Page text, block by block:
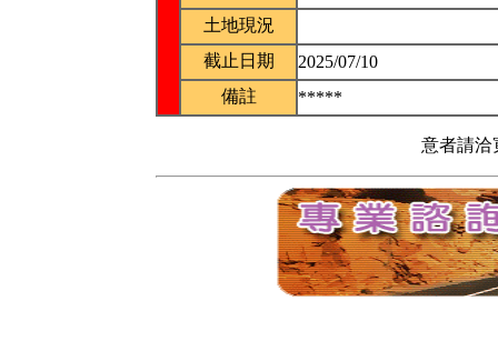
土地現況
截止日期
2025/07/10
備註
*****
意者請洽